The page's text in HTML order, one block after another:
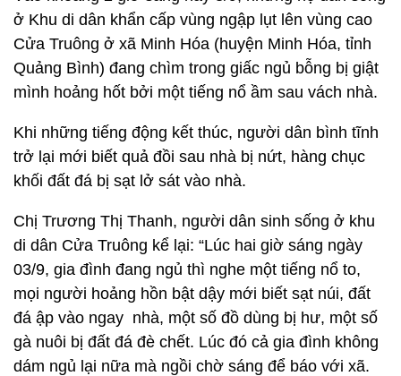
ở Khu di dân khẩn cấp vùng ngập lụt lên vùng cao
Cửa Truông ở xã Minh Hóa (huyện Minh Hóa, tỉnh
Quảng Bình) đang chìm trong giấc ngủ bỗng bị giật
mình hoảng hốt bởi một tiếng nổ ầm sau vách nhà.
Khi những tiếng động kết thúc, người dân bình tĩnh
trở lại mới biết quả đồi sau nhà bị nứt, hàng chục
khối đất đá bị sạt lở sát vào nhà.
Chị Trương Thị Thanh, người dân sinh sống ở khu
di dân Cửa Truông kể lại: “Lúc hai giờ sáng ngày
03/9, gia đình đang ngủ thì nghe một tiếng nổ to,
mọi người hoảng hồn bật dậy mới biết sạt núi, đất
đá ập vào ngay nhà, một số đồ dùng bị hư, một số
gà nuôi bị đất đá đè chết. Lúc đó cả gia đình không
dám ngủ lại nữa mà ngồi chờ sáng để báo với xã.